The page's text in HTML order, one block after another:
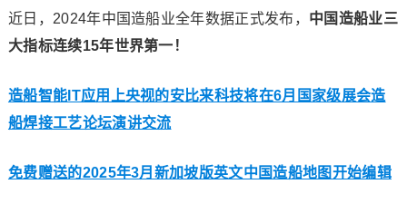
近日，2024年中国造船业全年数据正式发布， 中国造船业三
大指标连续15年世界第一！
造船智能IT应用上央视的安比来科技将在6月国家级展会造
船焊接工艺论坛演讲交流
免费赠送的2025年3月新加坡版英文中国造船地图开始编辑